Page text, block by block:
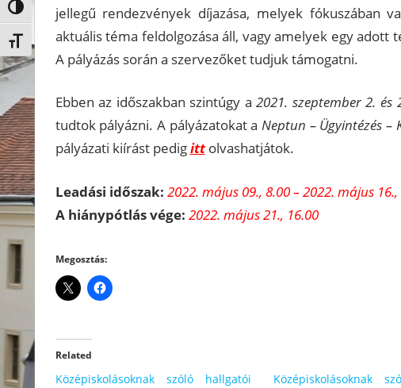
Nagy kontraszt váltása
Betűméret váltása
jellegű rendezvények díjazása, melyek fókuszában
aktuális téma feldolgozása áll, vagy amelyek egy
A pályázás során a szervezőket tudjuk támogatni.
Ebben az időszakban szintúgy a2021. szeptember 2. és
tudtok pályázni. A pályázatokat aNeptun – Ügyintézés –
pályázati kiírást pedigitt olvashatjátok.
Leadási időszak: 2022. május 09., 8.00 – 2022. május 16.,
A hiánypótlás vége: 2022. május 21., 16.00
Megosztás:
Related
Középiskolásoknak szóló hallgatói
Középiskolásoknak